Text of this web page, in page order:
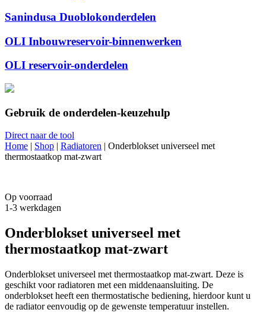
Sanindusa Duoblokonderdelen
OLI Inbouwreservoir-binnenwerken
OLI reservoir-onderdelen
Gebruik de onderdelen-keuzehulp
Direct naar de tool
Home | Shop | Radiatoren | Onderblokset universeel met
thermostaatkop mat-zwart
Op voorraad
1-3 werkdagen
Onderblokset universeel met
thermostaatkop mat-zwart
Onderblokset universeel met thermostaatkop mat-zwart. Deze is
geschikt voor radiatoren met een middenaansluiting. De
onderblokset heeft een thermostatische bediening, hierdoor kunt u
de radiator eenvoudig op de gewenste temperatuur instellen.